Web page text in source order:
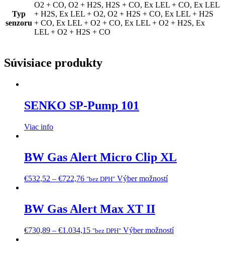
Typ
senzoru
O2 + CO, O2 + H2S, H2S + CO, Ex LEL + CO, Ex LEL
+ H2S, Ex LEL + O2, O2 + H2S + CO, Ex LEL + H2S
+ CO, Ex LEL + O2 + CO, Ex LEL + O2 + H2S, Ex
LEL + O2 + H2S + CO
Súvisiace produkty
SENKO SP-Pump 101
Viac info
BW Gas Alert Micro Clip XL
€532,52 – €722,76 "bez DPH" Výber možností
BW Gas Alert Max XT II
€730,89 – €1.034,15 "bez DPH" Výber možností